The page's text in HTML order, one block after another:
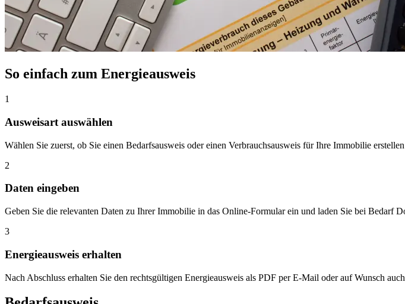
So einfach zum Energieausweis
1
Ausweisart auswählen
Wählen Sie zuerst, ob Sie einen Bedarfsausweis oder einen Verbrauchsausweis für Ihre Immobilie
2
Daten eingeben
Geben Sie die relevanten Daten zu Ihrer Immobilie in das Online-Formular ein und laden Sie bei Bedarf
3
Energieausweis erhalten
Nach Abschluss erhalten Sie den rechtsgültigen Energieausweis als PDF per E-Mail oder auf Wunsch